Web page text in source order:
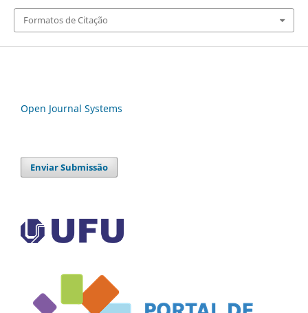
Formatos de Citação
Open Journal Systems
Enviar Submissão